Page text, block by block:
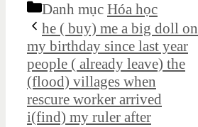
Danh mục Hóa học
he ( buy) me a big doll on
my birthday since last year
people ( already leave) the
(flood) villages when
rescure worker arrived
i(find) my ruler after